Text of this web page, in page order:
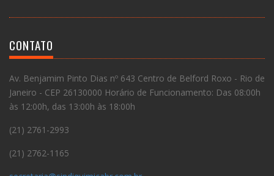
CONTATO
Av. Benjamim Pinto Dias nº 643 Centro de Belford Roxo - Rio de
Janeiro - CEP 26130000 Horário de Funcionamento: Das 08:00h
às 12:00h, das 13:00h às 18:00h
(21) 2761-2993
(21) 2762-1165